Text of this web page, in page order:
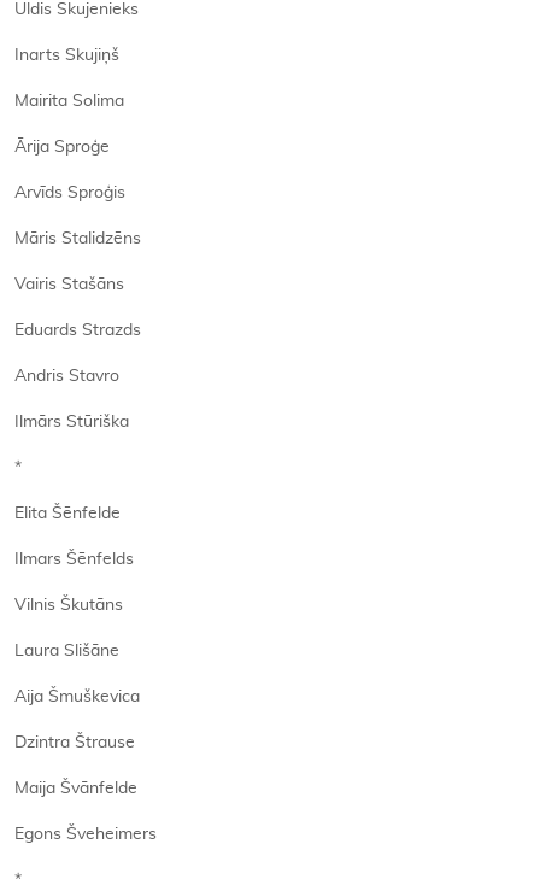
Uldis Skujenieks
Inarts Skujiņš
Mairita Solima
Ārija Sproģe
Arvīds Sproģis
Māris Stalidzēns
Vairis Stašāns
Eduards Strazds
Andris Stavro
Ilmārs Stūriška
*
Elita Šēnfelde
Ilmars Šēnfelds
Vilnis Škutāns
Laura Slišāne
Aija Šmuškevica
Dzintra Štrause
Maija Švānfelde
Egons Šveheimers
*